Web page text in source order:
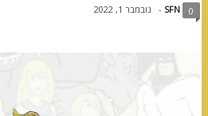
SFN נובמבר 1, 2022 0